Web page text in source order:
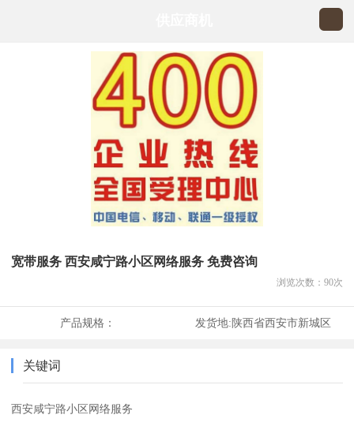
宽带服务 西安咸宁路小区网络服务 免费咨询
浏览次数： 90次
产品规格： 发货地:陕西省西安市新城区
关键词
西安咸宁路小区网络服务